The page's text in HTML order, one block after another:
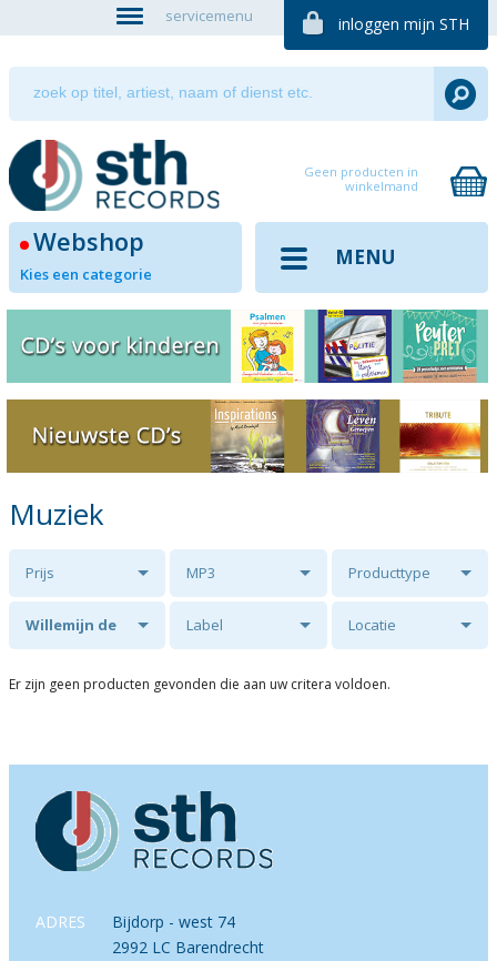
servicemenu inloggen mijn STH
Geen producten in
winkelmand
Webshop
Kies een categorie
MENU
Muziek
Prijs MP3 Producttype
Willemijn de Label Locatie
Er zijn geen producten gevonden die aan uw critera voldoen.
ADRES
Bijdorp - west 74
2992 LC Barendrecht